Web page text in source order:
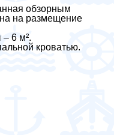
обзорным
на размещение
6 м².
кроватью.